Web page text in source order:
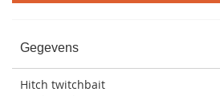
Gegevens
Hitch twitchbait